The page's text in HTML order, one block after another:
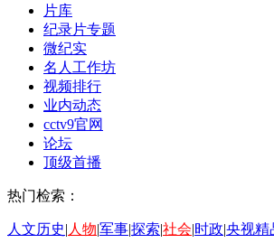
片库
纪录片专题
微纪实
名人工作坊
视频排行
业内动态
cctv9官网
论坛
顶级首播
热门检索：
人文历史| 人物|军事|探索|社会|时政|央视精